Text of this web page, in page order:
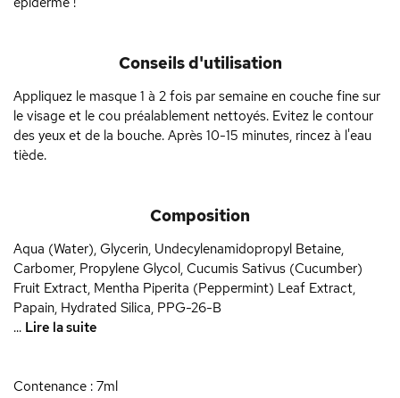
Conseils d'utilisation
Appliquez le masque 1 à 2 fois par semaine en couche fine sur
le visage et le cou préalablement nettoyés. Evitez le contour
des yeux et de la bouche. Après 10-15 minutes, rincez à l'eau
tiède.
Composition
Aqua (Water), Glycerin, Undecylenamidopropyl Betaine,
Carbomer, Propylene Glycol, Cucumis Sativus (Cucumber)
Fruit Extract, Mentha Piperita (Peppermint) Leaf Extract,
Papain, Hydrated Silica, PPG-26-B
... Lire la suite
Contenance : 7ml